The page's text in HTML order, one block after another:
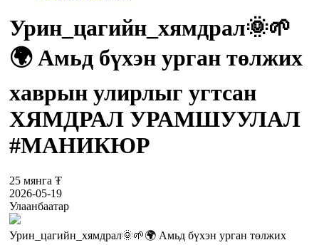
Урин_цагийн_хямдрал🌞🌱
🌍 Амьд бүхэн урган төлжих
хаврын улирлыг угтсан
ХЯМДРАЛ УРАМШУУЛАЛ
#МАНИКЮР
25 мянга ₮
2026-05-19
Улаанбаатар
Урин_цагийн_хямдрал🌞🌱🌍 Амьд бүхэн урган төлжих